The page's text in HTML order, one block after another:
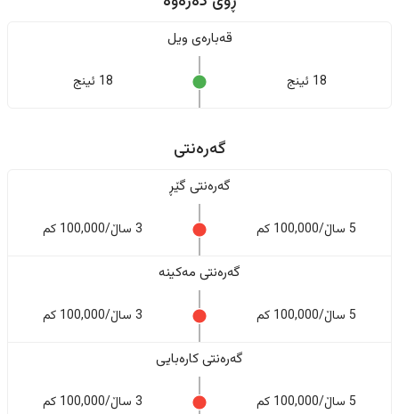
قەبارەی ویل
18 ئینج 18 ئینج
گەرەنتی
گەرەنتی گێڕ
5 ساڵ/100,000 کم 3 ساڵ/100,000 کم
گەرەنتی مەکینە
5 ساڵ/100,000 کم 3 ساڵ/100,000 کم
گەرەنتی کارەبایی
5 ساڵ/100,000 کم 3 ساڵ/100,000 کم